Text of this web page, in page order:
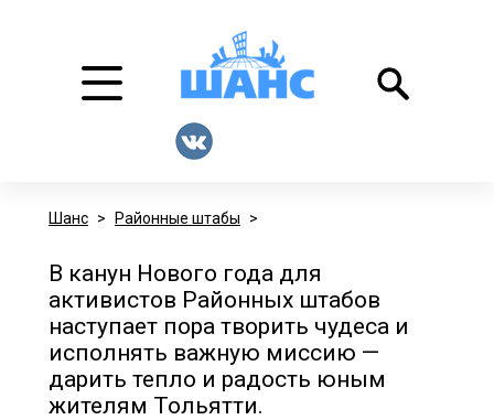
Шанс > Районные штабы >
В канун Нового года для
активистов Районных штабов
наступает пора творить чудеса и
исполнять важную миссию —
дарить тепло и радость юным
жителям Тольятти.